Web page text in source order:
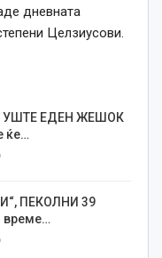
дневната
Целзиусови.
УШТЕ ЕДЕН ЖЕШОК
ќе…
ПЕКОЛНИ 39